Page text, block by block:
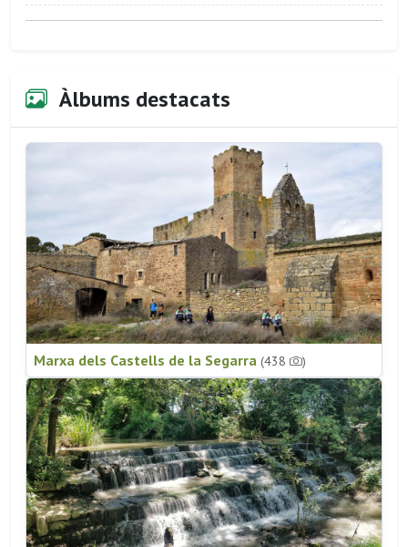
Àlbums destacats
Marxa dels Castells de la Segarra (438 )